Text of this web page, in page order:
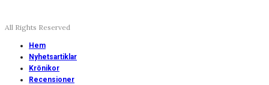
All Rights Reserved
Hem
Nyhetsartiklar
Krönikor
Recensioner